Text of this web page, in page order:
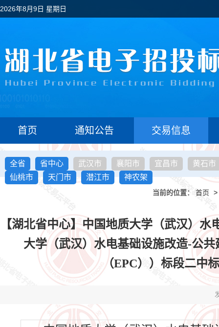
2026年8月9日 星期日
首页 通知公告 交易信息
全省 省中心 武汉市 襄阳市 宜昌市
黄石市
仙桃市
天门市 潜江市 神农架
当前的位置： 首页 >
【湖北省中心】中国地质大学（武汉）
大学（武汉）水电基础设施改造-公
（EPC））标段二中